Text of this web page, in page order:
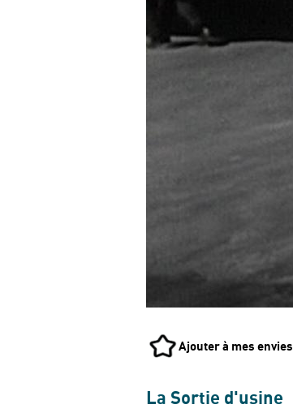
Ajouter à mes envies
La Sortie d'usine